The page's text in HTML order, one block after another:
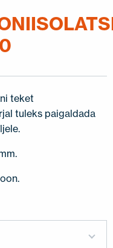
teket
tuleks paigaldada